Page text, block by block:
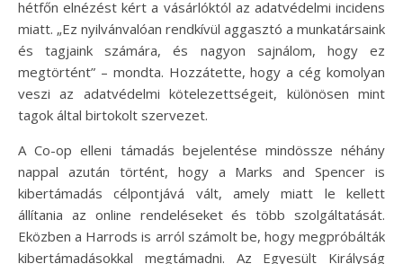
hétfőn elnézést kért a vásárlóktól az adatvédelmi incidens
miatt. „Ez nyilvánvalóan rendkívül aggasztó a munkatársaink
és tagjaink számára, és nagyon sajnálom, hogy ez
megtörtént” – mondta. Hozzátette, hogy a cég komolyan
veszi az adatvédelmi kötelezettségeit, különösen mint
tagok által birtokolt szervezet.
A Co-op elleni támadás bejelentése mindössze néhány
nappal azután történt, hogy a Marks and Spencer is
kibertámadás célpontjává vált, amely miatt le kellett
állítania az online rendeléseket és több szolgáltatását.
Eközben a Harrods is arról számolt be, hogy megpróbálták
kibertámadásokkal megtámadni. Az Egyesült Királyság